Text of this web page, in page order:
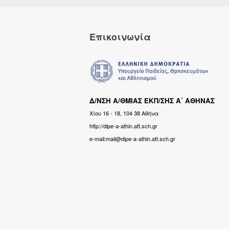
Επικοινωνία
Δ/ΝΣΗ Α/ΘΜΙΑΣ ΕΚΠ/ΣΗΣ Α΄ ΑΘΗΝΑΣ
Χίου 16 - 18, 104 38 Αθήνα
http://dipe-a-athin.att.sch.gr
e-mail:mail@dipe-a-athin.att.sch.gr